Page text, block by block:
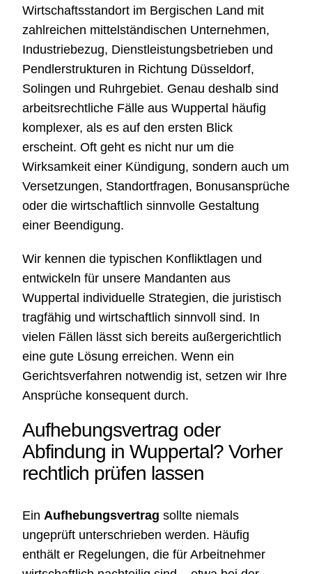
Wirtschaftsstandort im Bergischen Land mit
zahlreichen mittelständischen Unternehmen,
Industriebezug, Dienstleistungsbetrieben und
Pendlerstrukturen in Richtung Düsseldorf,
Solingen und Ruhrgebiet. Genau deshalb sind
arbeitsrechtliche Fälle aus Wuppertal häufig
komplexer, als es auf den ersten Blick
erscheint. Oft geht es nicht nur um die
Wirksamkeit einer Kündigung, sondern auch um
Versetzungen, Standortfragen, Bonusansprüche
oder die wirtschaftlich sinnvolle Gestaltung
einer Beendigung.
Wir kennen die typischen Konfliktlagen und
entwickeln für unsere Mandanten aus
Wuppertal individuelle Strategien, die juristisch
tragfähig und wirtschaftlich sinnvoll sind. In
vielen Fällen lässt sich bereits außergerichtlich
eine gute Lösung erreichen. Wenn ein
Gerichtsverfahren notwendig ist, setzen wir Ihre
Ansprüche konsequent durch.
Aufhebungsvertrag oder
Abfindung in Wuppertal? Vorher
rechtlich prüfen lassen
Ein Aufhebungsvertrag sollte niemals
ungeprüft unterschrieben werden. Häufig
enthält er Regelungen, die für Arbeitnehmer